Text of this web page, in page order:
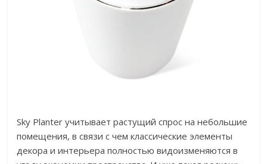
Sky Planter учитывает растущий спрос на небольшие
помещения, в связи с чем классические элементы
декора и интерьера полностью видоизменяются в